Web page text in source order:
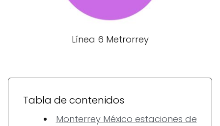
Línea 6 Metrorrey
Tabla de contenidos
Monterrey México estaciones de